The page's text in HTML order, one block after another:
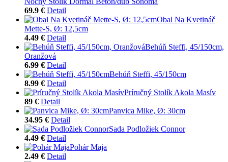
69.9 € Detail
Obal Na Kvetináč
Mette-S, Ø: 12,5cm
4.49 € Detail
Behúň Steffi, 45/150cm,
Oranžová
6.99 € Detail
Behúň Steffi, 45/150cm
8.99 € Detail
Príručný Stolík Akola Masív
89 € Detail
Panvica Mike, Ø: 30cm
34.95 € Detail
Sada Podložiek Connor
4.49 € Detail
Pohár Maja
2.49 € Detail